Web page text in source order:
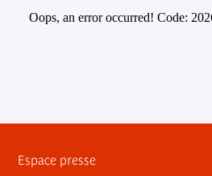
Oops, an error occurred! Code:
Espace presse